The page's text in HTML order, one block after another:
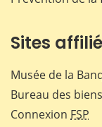
Sites
Musée de la
Bureau des
Connexion FSP